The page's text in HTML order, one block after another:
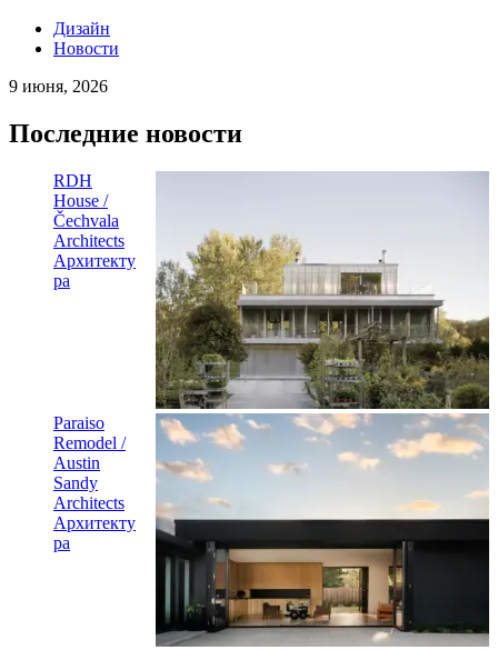
Дизайн
Новости
9 июня, 2026
Последние новости
RDH
House /
Čechvala
Architects
Архитекту
ра
Paraiso
Remodel /
Austin
Sandy
Architects
Архитекту
ра